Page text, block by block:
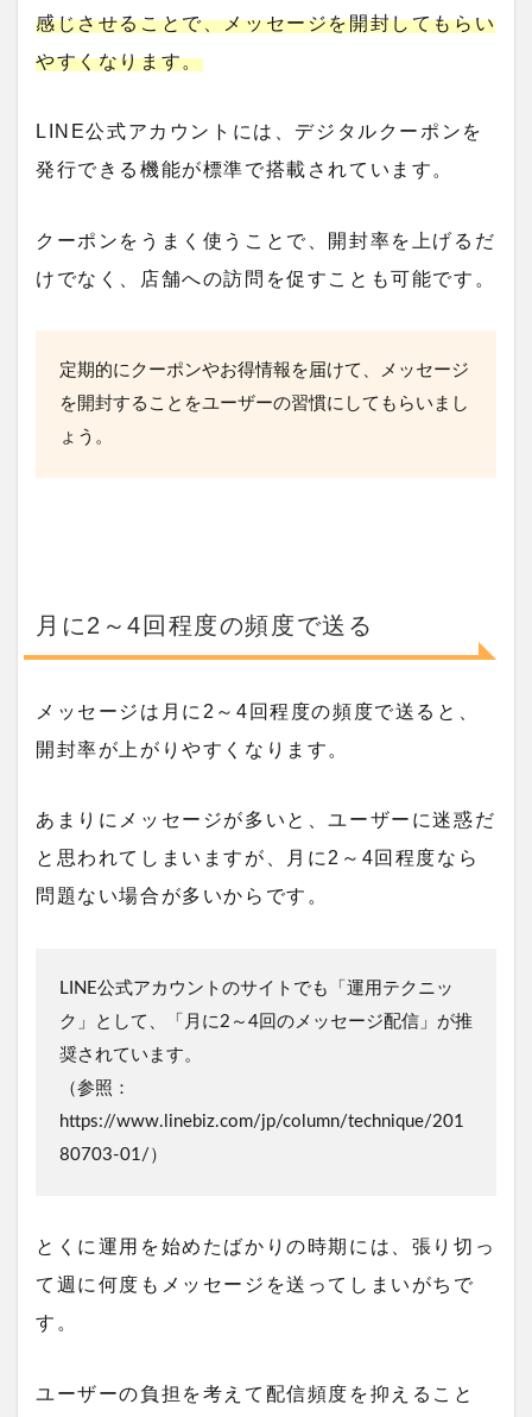
感じさせることで、メッセージを開封してもらい
やすくなります。
LINE公式アカウントには、デジタルクーポンを
発行できる機能が標準で搭載されています。
クーポンをうまく使うことで、開封率を上げるだ
けでなく、店舗への訪問を促すことも可能です。
定期的にクーポンやお得情報を届けて、メッセージ
を開封することをユーザーの習慣にしてもらいまし
ょう。
月に2～4回程度の頻度で送る
メッセージは月に2～4回程度の頻度で送ると、
開封率が上がりやすくなります。
あまりにメッセージが多いと、ユーザーに迷惑だ
と思われてしまいますが、月に2～4回程度なら
問題ない場合が多いからです。
LINE公式アカウントのサイトでも「運用テクニッ
ク」として、「月に2～4回のメッセージ配信」が推
奨されています。
（参照：
https://www.linebiz.com/jp/column/technique/201
80703-01/）
とくに運用を始めたばかりの時期には、張り切っ
て週に何度もメッセージを送ってしまいがちで
す。
ユーザーの負担を考えて配信頻度を抑えること